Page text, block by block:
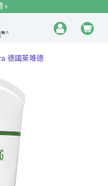
德國萊唯德